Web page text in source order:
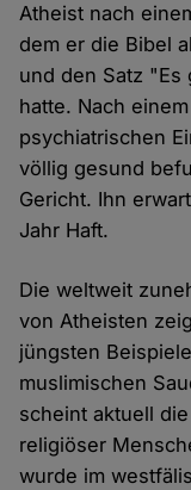
Atheist nach
dem er die Bibel
und den Satz
hatte. Nach
psychiatrischen
völlig gesund
Gericht. Ihn
Jahr Haft.
Die weltweit
von Atheisten
jüngsten
muslimischen
scheint aktuell
religiöser
wurde im